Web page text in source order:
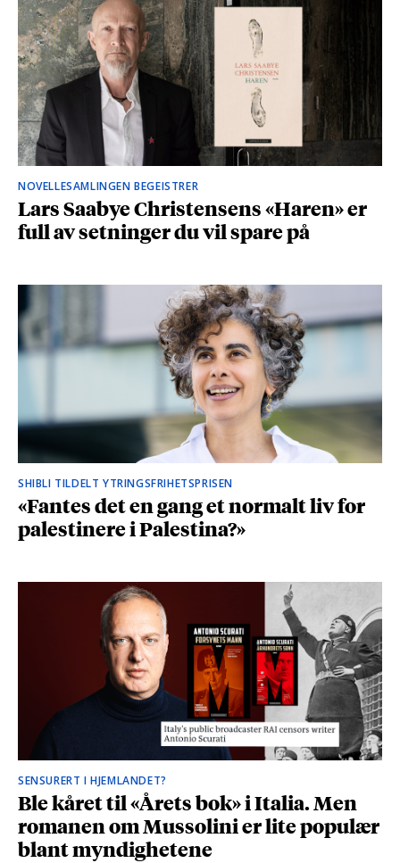
NOVELLESAMLINGEN BEGEISTRER
Lars Saabye Christensens «Haren» er
full av setninger du vil spare på
SHIBLI TILDELT YTRINGSFRIHETSPRISEN
«Fantes det en gang et normalt liv for
palestinere i Palestina?»
SENSURERT I HJEMLANDET?
Ble kåret til «Årets bok» i Italia. Men
romanen om Mussolini er lite populær
blant myndighetene